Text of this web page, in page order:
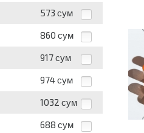
573 сум
860 сум
917 сум
974 сум
1032 сум
688 сум